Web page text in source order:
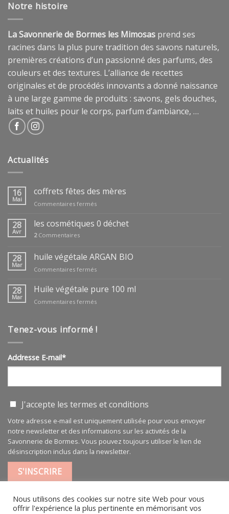
Notre histoire
La Savonnerie de Bormes les Mimosas prend ses
racines dans la plus pure tradition des savons naturels,
premières créations d’un passionné des parfums, des
couleurs et des textures. L’alliance de recettes
originales et de procédés innovants a donné naissance
à une large gamme de produits : savons, gels douches,
laits et huiles pour le corps, parfum d’ambiance, …
Actualités
16
Mai
coffrets fêtes des mères
Commentaires ferméssur
fêtes
28
Avr
les cosmétiques 0 déchet
2Commentaires
28
Mar
huile végétale ARGAN BIO
Commentaires ferméssur
végétale
BIO
28
Mar
Huile végétale pure 100 ml
Commentaires ferméssur
pure
Tenez-vous informé !
Addresse E-mail*
J'accepte les termes et conditions
Votre adresse e-mail est uniquement utilisée pour vous envoyer
notre newsletter et des informations sur les activités de la
Savonnerie de Bormes. Vous pouvez toujours utiliser le lien de
désinscription inclus dans la newsletter.
Nous utilisons des cookies sur notre site Web pour vous
offrir l'expérience la plus pertinente en mémorisant vos